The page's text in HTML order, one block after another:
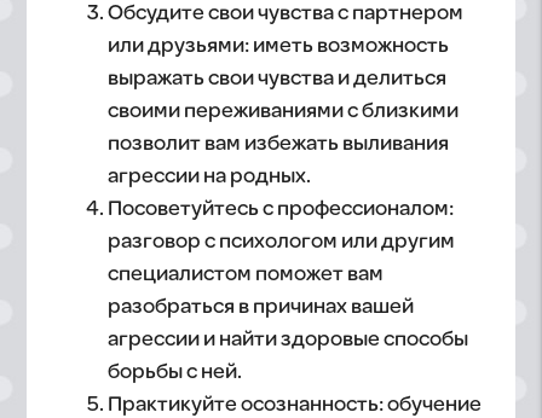
Обсудите свои чувства с партнером
или друзьями: иметь возможность
выражать свои чувства и делиться
своими переживаниями с близкими
позволит вам избежать выливания
агрессии на родных.
Посоветуйтесь с профессионалом:
разговор с психологом или другим
специалистом поможет вам
разобраться в причинах вашей
агрессии и найти здоровые способы
борьбы с ней.
Практикуйте осознанность: обучение